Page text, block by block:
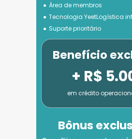
Área de membros
Tecnologia YeetLogística
Suporte prioritário
Bônus
+ R$
em crédito
Benefício